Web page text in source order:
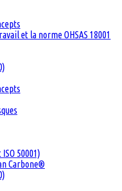
et la norme OHSAS 18001
50001)
Carbone®